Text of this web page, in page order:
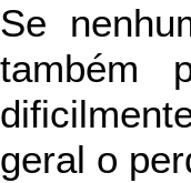
Se
também
geral o